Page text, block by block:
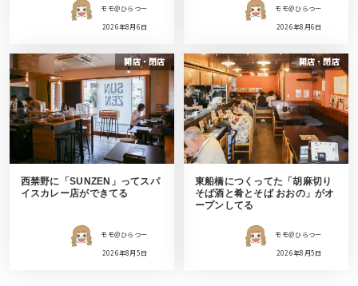
モモ＠ひらつー
2026年8月6日
モモ＠ひらつー
2026年8月6日
開店・閉店
西禁野に「SUNZEN」ってスパ
イスカレー店ができてる
モモ＠ひらつー
2026年8月5日
開店・閉店
東船橋につくってた「胡麻切り
そば酒と肴とそば おおの」がオ
ープンしてる
モモ＠ひらつー
2026年8月5日